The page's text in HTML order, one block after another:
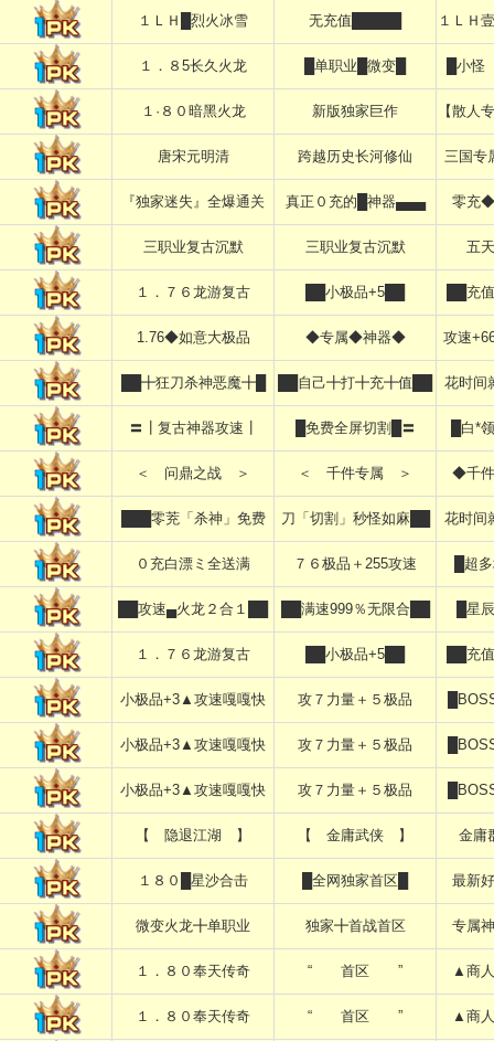
１ＬＨ█烈火冰雪 无充值█████ １ＬＨ
１．８5长久火龙 █单职业█微变█ █小怪
１·８０暗黑火龙 新版独家巨作 【散人
唐宋元明清 跨越历史长河修仙 三国专
『独家迷失』全爆通关 真正０充的█神器▄▄▄ 零充
三职业复古沉默 三职业复古沉默 五
１．７６龙游复古 ██小极品+5██ ██充
1.76◆如意大极品 ◆专属◆神器◆ 攻速
██╋狂刀杀神恶魔╋█ ██自己╋打╋充╋值██ 花时间
〓┃复古神器攻速┃ █免费全屏切割█〓 █白*
＜ 问鼎之战 ＞ ＜ 千件专属 ＞ ◆千
███零茺「杀神」免费 刀「切割」秒怪如麻██ 花时间
０充白漂ミ全送满 ７６极品＋255攻速 █超
██攻速▄火龙２合１██ ██满速999％无限合██ █星
１．７６龙游复古 ██小极品+5██ ██充
小极品+3▲攻速嘎嘎快 攻７力量＋５极品
小极品+3▲攻速嘎嘎快 攻７力量＋５极品
小极品+3▲攻速嘎嘎快 攻７力量＋５极品
【 隐退江湖 】 【 金庸武侠 】 金庸
１８０█星沙合击 █全网独家首区█ 最新
微变火龙╋单职业 独家╋首战首区 专属
１．８０奉天传奇 “ 首区 ” ▲商
１．８０奉天传奇 “ 首区 ” ▲商